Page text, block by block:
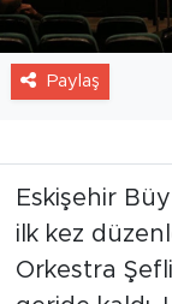
Paylaş
Eskişehir
ilk kez
Orkestra